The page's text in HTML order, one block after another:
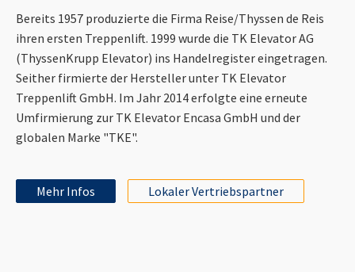
Bereits 1957 produzierte die Firma Reise/Thyssen de Reis
ihren ersten Treppenlift. 1999 wurde die TK Elevator AG
(ThyssenKrupp Elevator) ins Handelregister eingetragen.
Seither firmierte der Hersteller unter TK Elevator
Treppenlift GmbH. Im Jahr 2014 erfolgte eine erneute
Umfirmierung zur TK Elevator Encasa GmbH und der
globalen Marke "TKE".
Mehr Infos Lokaler Vertriebspartner